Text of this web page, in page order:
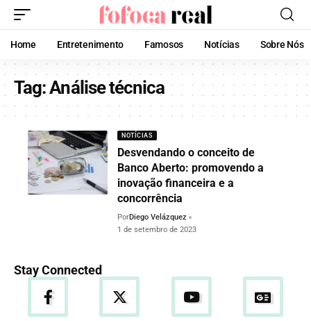
Home Entretenimento Famosos Notícias Sobre Nós
Tag:Análise técnica
NOTÍCIAS
Desvendando o conceito de
Banco Aberto: promovendo a
inovação financeira e a
concorrência
PorDiego Velázquez
1 de setembro de 2023
Stay Connected